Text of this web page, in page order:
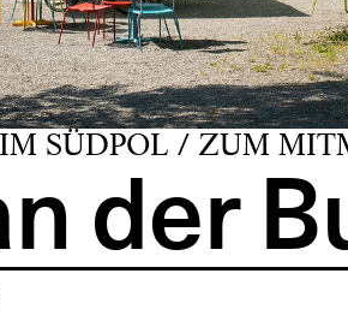
SÜDPOL / ZUM
der